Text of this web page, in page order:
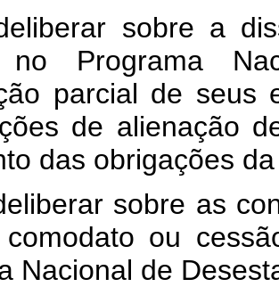
sobre a
no Programa
parcial de seus
de alienação
das obrigações
sobre as
comodato ou
Nacional de